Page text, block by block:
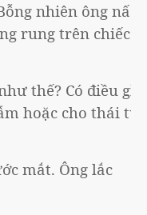
nhiên ông nấc
rung trên chiếc
thế? Có điều gì
hoặc cho thái tử
mắt. Ông lắc